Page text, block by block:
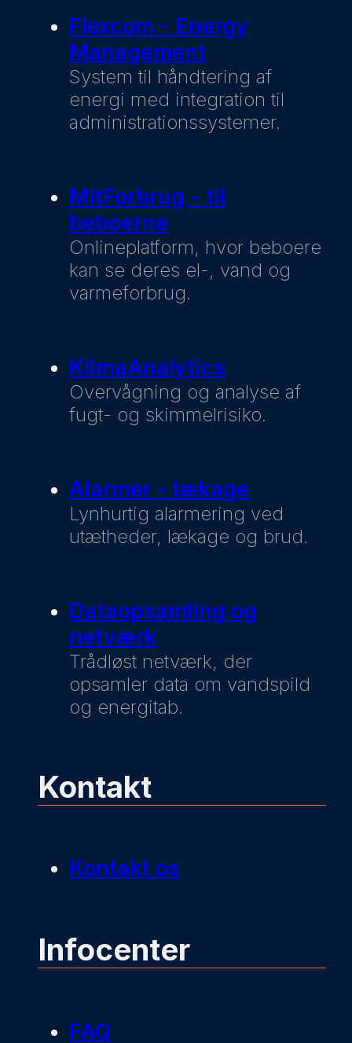
Flexcom - Energy
Management
System til håndtering af
energi med integration til
administrationssystemer.
MitForbrug - til
beboerne
Onlineplatform, hvor beboere
kan se deres el-, vand og
varmeforbrug.
KlimaAnalytics
Overvågning og analyse af
fugt- og skimmelrisiko.
Alarmer - lækage
Lynhurtig alarmering ved
utætheder, lækage og brud.
Dataopsamling og
netværk
Trådløst netværk, der
opsamler data om vandspild
og energitab.
Kontakt
Kontakt os
Infocenter
FAQ